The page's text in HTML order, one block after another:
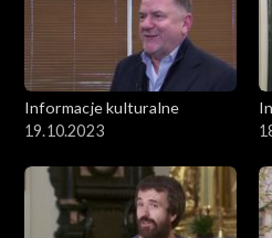
Informacje kulturalne
19.10.2023